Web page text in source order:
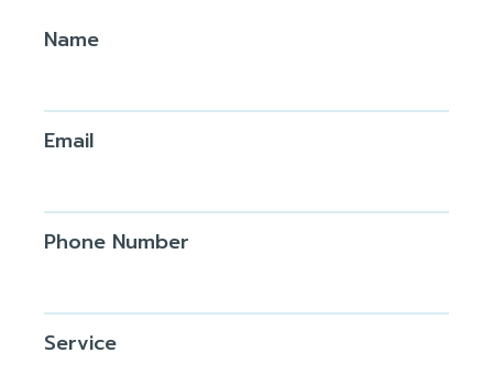
Name
Email
Phone Number
Service